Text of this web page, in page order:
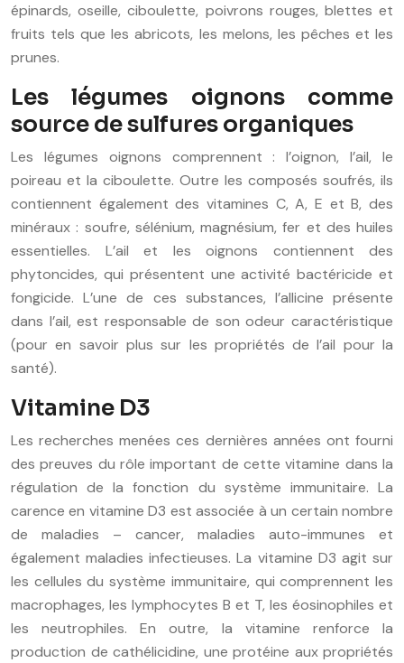
épinards, oseille, ciboulette, poivrons rouges, blettes et
fruits tels que les abricots, les melons, les pêches et les
prunes.
Les légumes oignons comme
source de sulfures organiques
Les légumes oignons comprennent : l’oignon, l’ail, le
poireau et la ciboulette. Outre les composés soufrés, ils
contiennent également des vitamines C, A, E et B, des
minéraux : soufre, sélénium, magnésium, fer et des huiles
essentielles. L’ail et les oignons contiennent des
phytoncides, qui présentent une activité bactéricide et
fongicide. L’une de ces substances, l’allicine présente
dans l’ail, est responsable de son odeur caractéristique
(pour en savoir plus sur les propriétés de l’ail pour la
santé).
Vitamine D3
Les recherches menées ces dernières années ont fourni
des preuves du rôle important de cette vitamine dans la
régulation de la fonction du système immunitaire. La
carence en vitamine D3 est associée à un certain nombre
de maladies – cancer, maladies auto-immunes et
également maladies infectieuses. La vitamine D3 agit sur
les cellules du système immunitaire, qui comprennent les
macrophages, les lymphocytes B et T, les éosinophiles et
les neutrophiles. En outre, la vitamine renforce la
production de cathélicidine, une protéine aux propriétés